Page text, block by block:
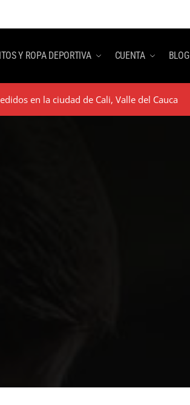
Y ROPA DEPORTIVA CUENTA BLOG
en la ciudad de Cali, Valle del Cauca